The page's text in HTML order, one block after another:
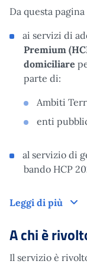
Da questa
ai servizi di
Premium
domiciliare
parte di:
Ambiti
enti
al servizio di
bando HCP
Leggi di più Cos'è
A chi è
Il servizio è